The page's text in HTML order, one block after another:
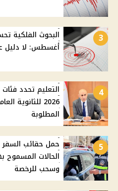
3
أغسطس: لا دليل
4
التعليم تحدد
2026
المطلوبة
5
حمل حقائب السفر
الحالات المسموح
وسحب للرخصة